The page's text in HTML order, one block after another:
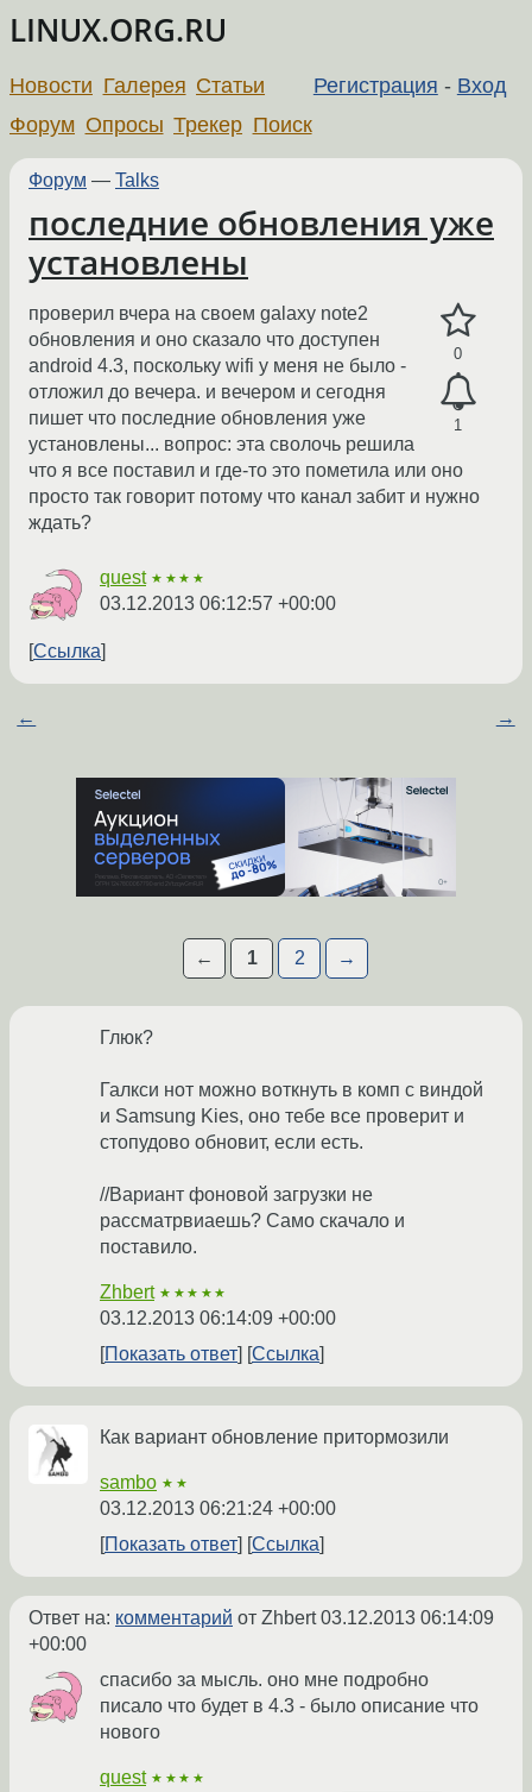
LINUX.ORG.RU
Регистрация - Вход
Новости Галерея Статьи
Форум Опросы Трекер Поиск
Форум — Talks
последние обновления уже
установлены
0
1
проверил вчера на своем galaxy note2
обновления и оно сказало что доступен
android 4.3, поскольку wifi у меня не было -
отложил до вечера. и вечером и сегодня
пишет что последние обновления уже
установлены... вопрос: эта сволочь решила
что я все поставил и где-то это пометила или оно
просто так говорит потому что канал забит и нужно
ждать?
quest ★★★★
03.12.2013 06:12:57 +00:00
Ссылка
← →
← 1 2 →
Глюк?
Галкси нот можно воткнуть в комп с виндой
и Samsung Kies, оно тебе все проверит и
стопудово обновит, если есть.
//Вариант фоновой загрузки не
рассматрвиаешь? Само скачало и
поставило.
Zhbert ★★★★★
03.12.2013 06:14:09 +00:00
Показать ответ
Ссылка
Как вариант обновление притормозили
sambo ★★
03.12.2013 06:21:24 +00:00
Показать ответ
Ссылка
Ответ на: комментарий от Zhbert03.12.2013 06:14:09
+00:00
спасибо за мысль. оно мне подробно
писало что будет в 4.3 - было описание что
нового
quest ★★★★